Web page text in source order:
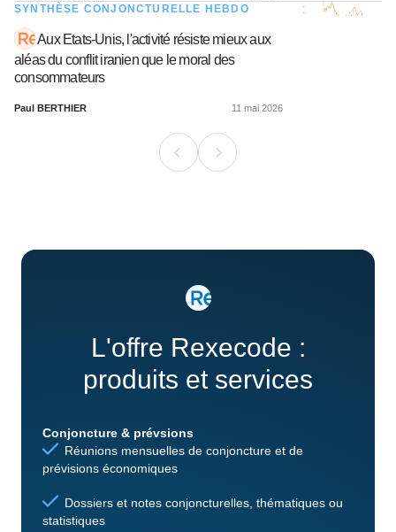
SYNTHÈSE CONJONCTURELLE HEBDO
Aux Etats-Unis, l'activité résiste mieux aux
aléas du conflit iranien que le moral des
consommateurs
Paul BERTHIER 11 mai 2026
L'offre Rexecode :
produits et services
Conjoncture & prévsions
Réunions mensuelles de conjoncture et de
prévisions économiques
Dossiers et notes conjoncturelles, thématiques ou
statistiques